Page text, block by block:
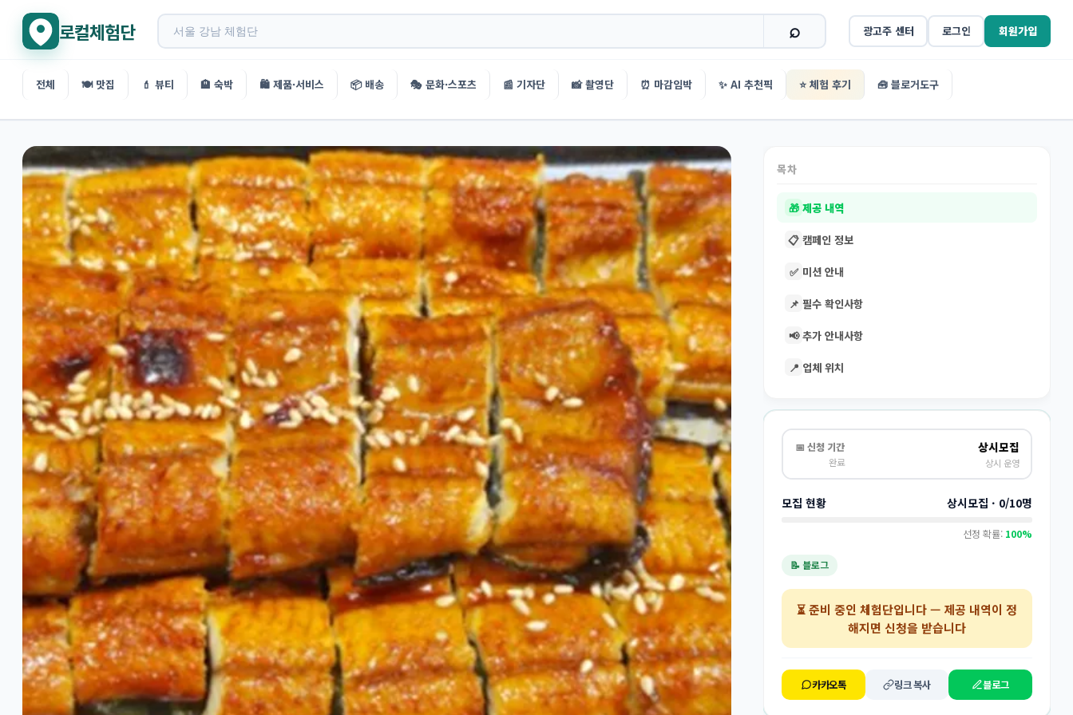
로컬체험단 광고주 센터 로그인 회원가입
전체 🍽️ 맛집 💄 뷰티 🏨 숙박 🛍️ 제품·서비스 📦 배송 🎭 문화·스포츠 📰 기자단 📸 촬영단 ⏰ 마감임박 ✨ AI 추천픽 ⭐ 체험 후기 🧰 블로거도구
목차
🎁 제공 내역
📋 캠페인 정보
✅ 미션 안내
📌 필수 확인사항
📢 추가 안내사항
📍 업체 위치
📅 신청 기간
완료
상시모집
상시 운영
모집 현황 상시모집 · 0/10명
선정 확률: 100%
📝 블로그
⏳준비 중인 체험단입니다 — 제공 내역이 정
해지면 신청을 받습니다
카카오톡 링크 복사 블로그